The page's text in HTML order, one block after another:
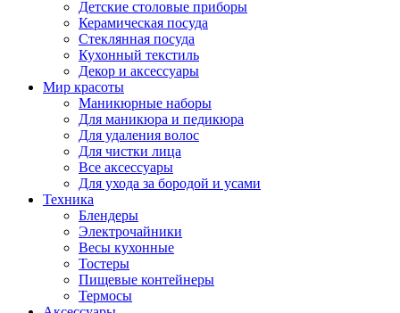
Детские столовые приборы
Керамическая посуда
Стеклянная посуда
Кухонный текстиль
Декор и аксессуары
Мир красоты
Маникюрные наборы
Для маникюра и педикюра
Для удаления волос
Для чистки лица
Все аксессуары
Для ухода за бородой и усами
Техника
Блендеры
Электрочайники
Весы кухонные
Тостеры
Пищевые контейнеры
Термосы